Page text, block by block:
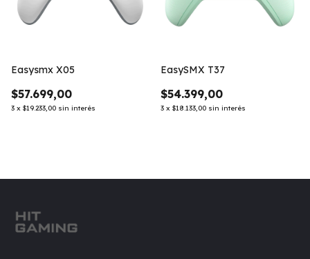
Easysmx X05
$57.699,00
3 x $19.233,00 sin interés
EasySMX T37
$54.399,00
3 x $18.133,00 sin interés